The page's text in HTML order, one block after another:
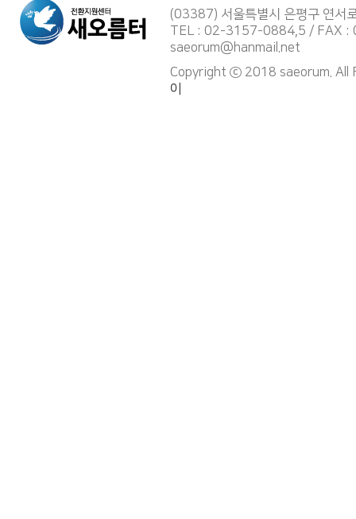
(03387) 서울특별시 은평구 연서
TEL : 02-3157-0884,5 / FAX :
saeorum@hanmail.net
Copyright ⓒ 2018 saeorum. All
이